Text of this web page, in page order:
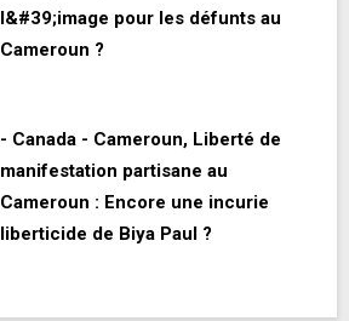
l&#39;image pour les défunts au
Cameroun ?
- Canada - Cameroun, Liberté de
manifestation partisane au
Cameroun : Encore une incurie
liberticide de Biya Paul ?